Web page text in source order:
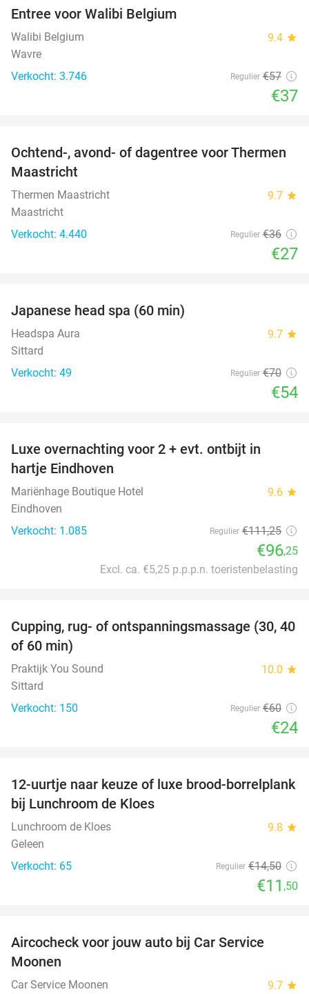
Entree voor Walibi Belgium
Walibi Belgium 9.4 star
Wavre
Verkocht: 3.746
Regulier €57
€37
25%
Ochtend-, avond- of dagentree voor Thermen
Maastricht
Thermen Maastricht 9.7 star
Maastricht
Verkocht: 4.440
Regulier €36
€27
Japanese head spa (60 min)
Headspa Aura 9.7 star
Sittard
Verkocht: 49
Regulier €70
€54
Luxe overnachting voor 2 + evt. ontbijt in
hartje Eindhoven
Mariënhage Boutique Hotel 9.6 star
Eindhoven
Verkocht: 1.085
Regulier €111,25
€96,25
Excl. ca. €5,25 p.p.p.n. toeristenbelasting
60%
Cupping, rug- of ontspanningsmassage (30, 40
of 60 min)
Praktijk You Sound 10.0 star
Sittard
Verkocht: 150
Regulier €60
€24
21%
12-uurtje naar keuze of luxe brood-borrelplank
bij Lunchroom de Kloes
Lunchroom de Kloes 9.8 star
Geleen
Verkocht: 65
Regulier €14,50
€11 ,50
Aircocheck voor jouw auto bij Car Service
Moonen
Car Service Moonen 9.7 star